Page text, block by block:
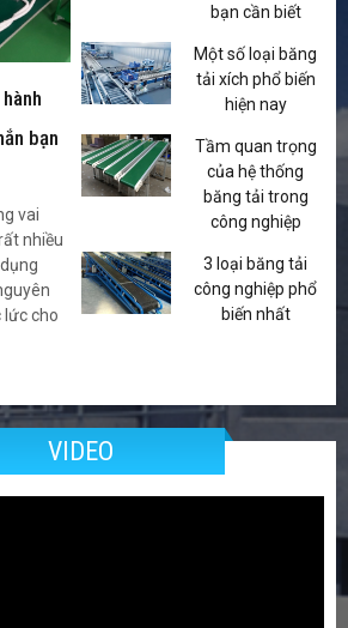
bạn
vai
nhiều
lức cho
bạn cần biết
Một số loại băng
tải xích phổ biến
hiện nay
Tầm quan trọng
của hệ thống
băng tải trong
công nghiệp
3 loại băng tải
công nghiệp phổ
biến nhất
VIDEO